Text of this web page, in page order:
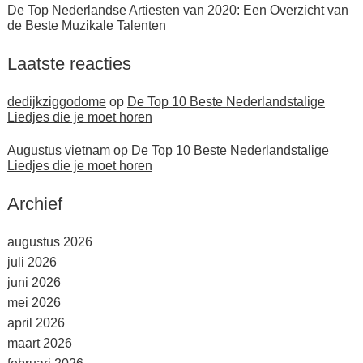
De Top Nederlandse Artiesten van 2020: Een Overzicht van
de Beste Muzikale Talenten
Laatste reacties
dedijkziggodomeop De Top 10 Beste Nederlandstalige
Liedjes die je moet horen
Augustus vietnamop De Top 10 Beste Nederlandstalige
Liedjes die je moet horen
Archief
augustus 2026
juli 2026
juni 2026
mei 2026
april 2026
maart 2026